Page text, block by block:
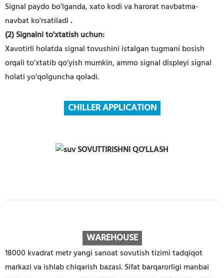
Signal paydo bo'lganda, xato kodi va harorat navbatma-
navbat ko'rsatiladi.
(2) Signalni to'xtatish uchun:
Xavotirli holatda signal tovushini istalgan tugmani bosish
orqali to'xtatib qo'yish mumkin, ammo signal displeyi signal
holati yo'qolguncha qoladi.
CHILLER APPLICATION
WAREHOUSE
18000 kvadrat metr yangi sanoat sovutish tizimi tadqiqot
markazi va ishlab chiqarish bazasi. Sifat barqarorligi manbai